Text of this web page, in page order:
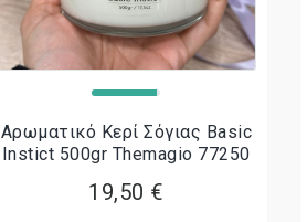
Αρωματικό Κερί Σόγιας Basic
Instict 500gr Themagio 77250
19,50 €